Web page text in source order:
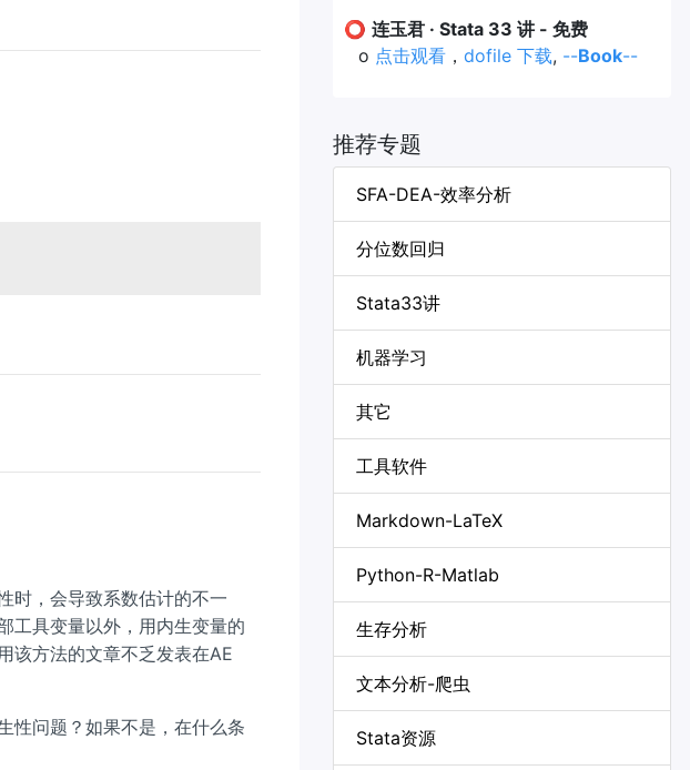
时，会导致系数估计的不一
工具变量以外，用内生变量的
该方法的文章不乏发表在AE
性问题？如果不是，在什么条
⭕ 连玉君 · Stata 33 讲 - 免费
o 点击观看 ， dofile 下载, --Book--
推荐专题
SFA-DEA-效率分析
分位数回归
Stata33讲
机器学习
其它
工具软件
Markdown-LaTeX
Python-R-Matlab
生存分析
文本分析-爬虫
Stata资源